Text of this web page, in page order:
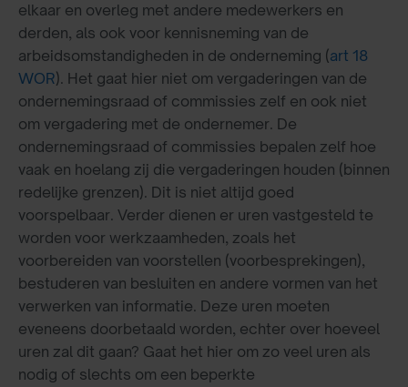
elkaar en overleg met andere medewerkers en
derden, als ook voor kennisneming van de
arbeidsomstandigheden in de onderneming (art 18
WOR). Het gaat hier niet om vergaderingen van de
ondernemingsraad of commissies zelf en ook niet
om vergadering met de ondernemer. De
ondernemingsraad of commissies bepalen zelf hoe
vaak en hoelang zij die vergaderingen houden (binnen
redelijke grenzen). Dit is niet altijd goed
voorspelbaar. Verder dienen er uren vastgesteld te
worden voor werkzaamheden, zoals het
voorbereiden van voorstellen (voorbesprekingen),
bestuderen van besluiten en andere vormen van het
verwerken van informatie. Deze uren moeten
eveneens doorbetaald worden, echter over hoeveel
uren zal dit gaan? Gaat het hier om zo veel uren als
nodig of slechts om een beperkte